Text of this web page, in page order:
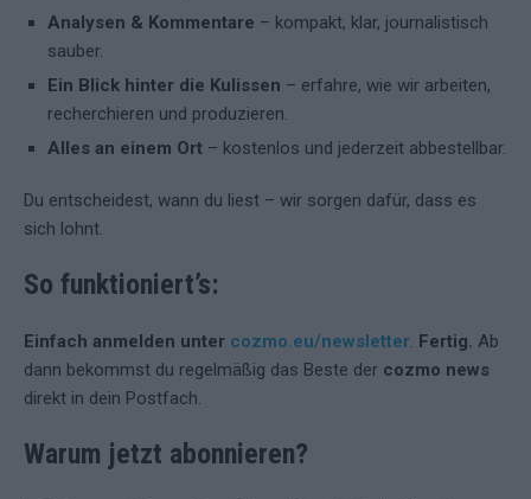
Analysen & Kommentare – kompakt, klar, journalistisch
sauber.
Ein Blick hinter die Kulissen – erfahre, wie wir arbeiten,
recherchieren und produzieren.
Alles an einem Ort – kostenlos und jederzeit abbestellbar.
Du entscheidest, wann du liest – wir sorgen dafür, dass es
sich lohnt.
So funktioniert’s:
Einfach anmelden unter cozmo.eu/newsletter. Fertig. Ab
dann bekommst du regelmäßig das Beste der cozmo news
direkt in dein Postfach.
Warum jetzt abonnieren?